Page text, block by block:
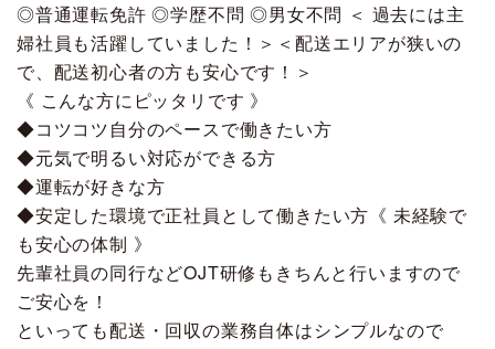
◎普通運転免許 ◎学歴不問 ◎男女不問 ＜ 過去には主
婦社員も活躍していました！＞＜配送エリアが狭いの
で、配送初心者の方も安心です！＞
《 こんな方にピッタリです 》
◆コツコツ自分のペースで働きたい方
◆元気で明るい対応ができる方
◆運転が好きな方
◆安定した環境で正社員として働きたい方《 未経験で
も安心の体制 》
先輩社員の同行などOJT研修もきちんと行いますので
ご安心を！
といっても配送・回収の業務自体はシンプルなので